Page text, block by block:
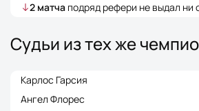
2 матча подряд рефери не выдал ни
Судьи из тех же
Карлос Гарсия
Ангел Флорес